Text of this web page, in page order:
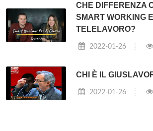
CHE DIFFERENZA
SMART WORKING E
TELELAVORO?
2022-01-26
CHI È IL
2022-01-26